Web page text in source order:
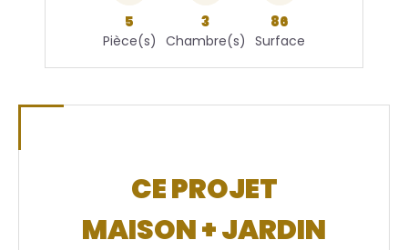
5
Pièce(s)
3
Chambre(s)
86
Surface
CE PROJET
MAISON + JARDIN